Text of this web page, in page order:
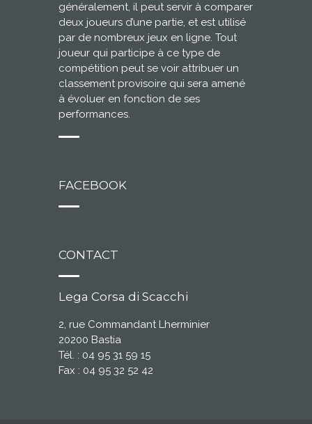
généralement, il peut servir à comparer
deux joueurs d’une partie, et est utilisé
par de nombreux jeux en ligne. Tout
joueur qui participe à ce type de
compétition peut se voir attribuer un
classement provisoire qui sera amené
à évoluer en fonction de ses
performances.
FACEBOOK
CONTACT
Lega Corsa di Scacchi
2, rue Commandant Lherminier
20200 Bastia
Tél. : 04 95 31 59 15
Fax : 04 95 32 52 42